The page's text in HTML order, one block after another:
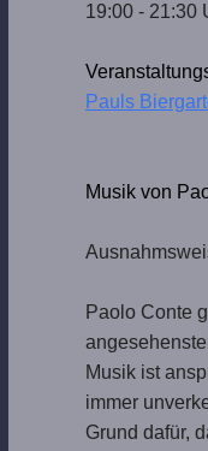
19:00 - 21:30
Pauls
Musik von
Paolo Conte
Musik ist
immer
Grund dafür,